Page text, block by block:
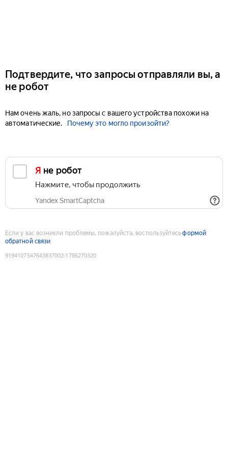
Подтвердите, что запросы отправляли вы, а
не робот
Нам очень жаль, но запросы с вашего устройства похожи на
автоматические.
Почему это могло произойти?
Я не робот
Нажмите, чтобы продолжить
Yandex SmartCaptcha
Если у вас возникли проблемы, пожалуйста, воспользуйтесьформой
обратной связи
9194107547643837002:1786270320